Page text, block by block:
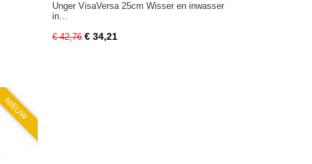
Unger VisaVersa 25cm Wisser en inwasser
in…
€ 42,76 € 34,21
NIEUW